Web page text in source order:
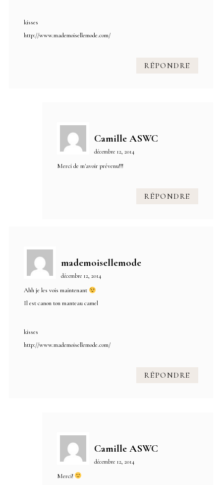
kisses
http://www.mademoisellemode.com/
RÉPONDRE
Camille ASWC
décembre 12, 2014
Merci de m'avoir prévenu!!!
RÉPONDRE
mademoisellemode
décembre 12, 2014
Ahh je les vois maintenant
Il est canon ton manteau camel
kisses
http://www.mademoisellemode.com/
RÉPONDRE
Camille ASWC
décembre 12, 2014
Merci!